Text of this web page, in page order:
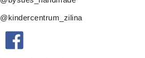
@kindercentrum_zilina